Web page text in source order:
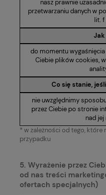
nasz prawnie
przetwarzaniu danych w
lit. f
Jak
do momentu
Ciebie plików cookies,
Co się stanie,
nie uwzględnimy
przez Ciebie po stronie
nad
* w zależności od tego, które
przypadku
5. Wyrażenie przez
od nas treści
ofertach specjalnych)